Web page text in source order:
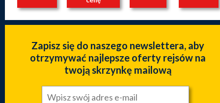
Zapisz się do naszego newslettera, aby
otrzymywać najlepsze oferty rejsów na
twoją skrzynkę mailową